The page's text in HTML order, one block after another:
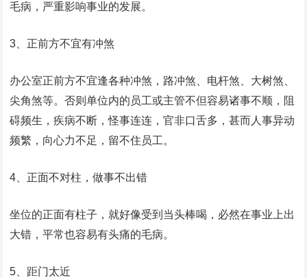
毛病，严重影响事业的发展。
3、正前方不宜有冲煞
办公室正前方不宜逢各种冲煞，路冲煞、电杆煞、大树煞、
尖角煞等。否则单位内的员工或主管不但容易诸事不顺，阻
碍频生，疾病不断，怪事连连，官非口舌多，甚而人事异动
频繁，向心力不足，留不住员工。
4、正面不对柱，做事不出错
坐位的正面有柱子，就好像受到当头棒喝，必然在事业上出
大错，平常也容易有头痛的毛病。
5、距门太近